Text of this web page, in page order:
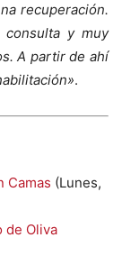
recuperación.
y muy
A partir de ahí
.
Camas (Lunes,
de Oliva